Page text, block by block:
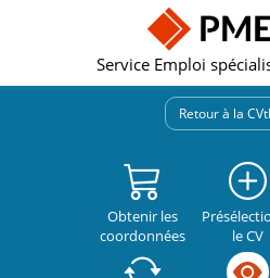
Service Emploi
Retour à la
Obtenir les
coordonnées
le CV